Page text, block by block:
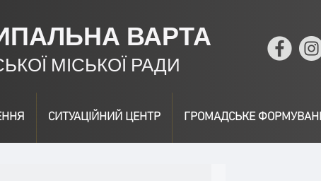
ВАРТА
МІСЬКОЇ РАДИ
СИТУАЦІЙНИЙ ЦЕНТР ГРОМАДСЬКЕ